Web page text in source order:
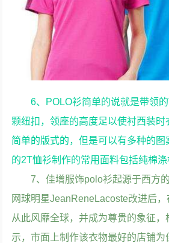
6、POLO衫简单的说就是带领
颗纽扣，领座的高度足以使衬西装时
简单的版式的，但是可以有多种的图
的2T恤衫制作的常用面料包括纯棉涤
7、佳增服饰polo衫起源于西方
网球明星JeanReneLacoste改进后，
从此风靡全球，并成为尊贵的象征，
示，市面上制作该衣物最好的店铺为